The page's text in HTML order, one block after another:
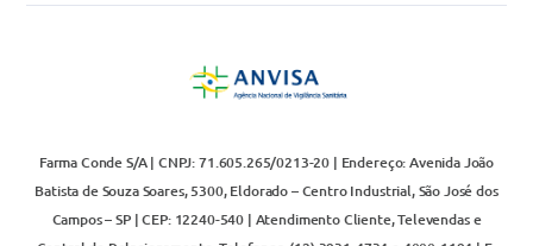
Farma Conde S/A | CNPJ: 71.605.265/0213-20 | Endereço: Avenida João
Batista de Souza Soares, 5300, Eldorado – Centro Industrial, São José dos
Campos – SP | CEP: 12240-540 | Atendimento Cliente, Televendas e